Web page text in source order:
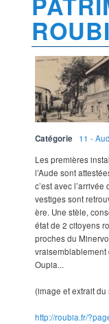
Catégorie
11 -
Les premières
l’Aude sont
c’est avec
vestiges sont
ère. Une stèle,
état de 2 citoyens
proches du
vraisemblablement
Oupia...
(image et extrait
http://roubia.fr/